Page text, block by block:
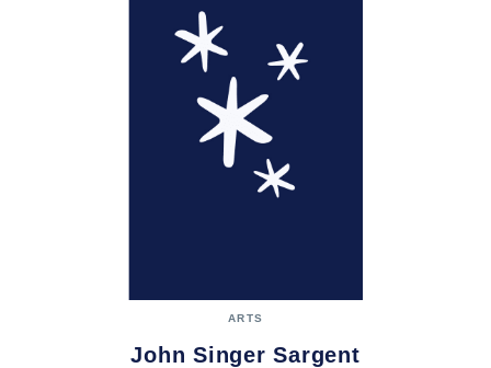
ARTS
John Singer Sargent